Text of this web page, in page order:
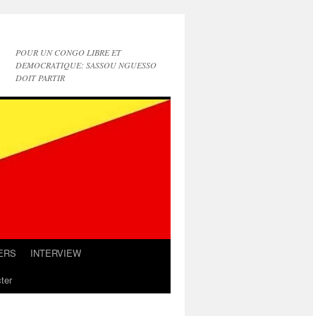
POUR UN CONGO LIBRE ET
DEMOCRATIQUE: SASSOU NGUESSO
DOIT PARTIR
INTERVIEW